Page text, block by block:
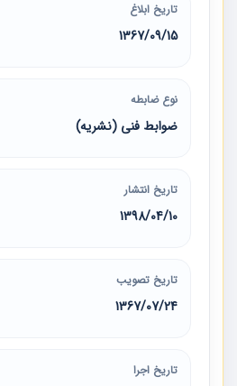
تاریخ ابلاغ
1367/09/15
نوع ضابطه
ضوابط فنی (نشریه)
تاریخ انتشار
1398/04/10
تاریخ تصویب
1367/07/24
تاریخ اجرا